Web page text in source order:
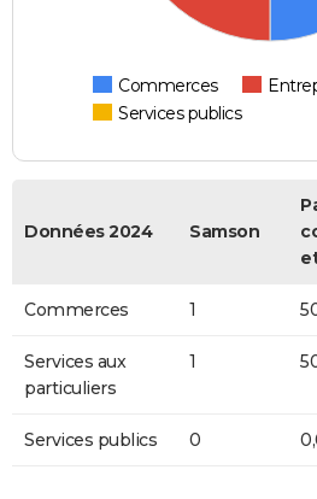
Commerces
Services publics
Données 2024 Samson
Commerces 1
Services aux
particuliers
1
Services publics 0